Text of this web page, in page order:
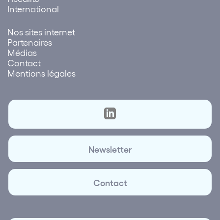
International
Nos sites internet
Partenaires
Médias
Contact
Mentions légales
Newsletter
Contact